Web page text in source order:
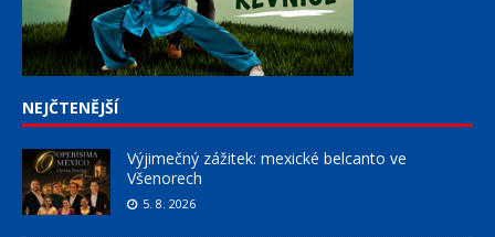
NEJČTENĚJŠÍ
Výjimečný zážitek: mexické belcanto ve
Všenorech
5. 8. 2026